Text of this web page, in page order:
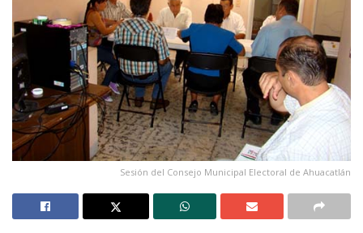
Sesión del Consejo Municipal Electoral de Ahuacatlán